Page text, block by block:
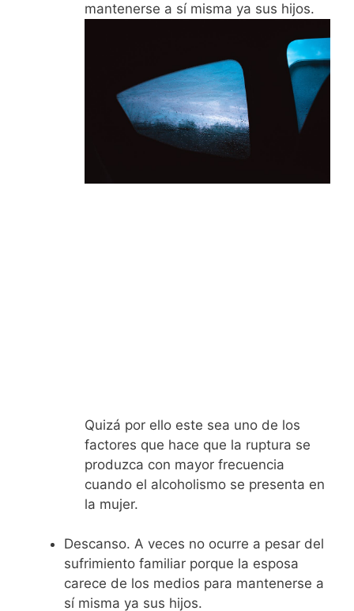
mantenerse a sí misma ya sus hijos.
Quizá por ello este sea uno de los
factores que hace que la ruptura se
produzca con mayor frecuencia
cuando el alcoholismo se presenta en
la mujer.
Descanso. A veces no ocurre a pesar del
sufrimiento familiar porque la esposa
carece de los medios para mantenerse a
sí misma ya sus hijos.